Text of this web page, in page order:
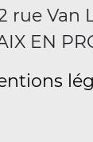
rue Van
EN